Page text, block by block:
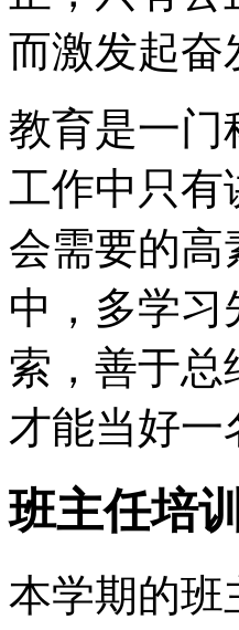
而激发起奋
教育是一门
工作中只有
会需要的高
中，多学
索，善于
才能当好一
班主任培
本学期的班